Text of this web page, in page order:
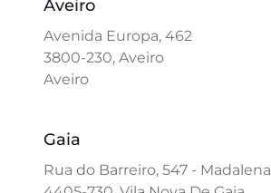
Aveiro
Avenida Europa, 462
3800-230, Aveiro
Aveiro
Gaia
Rua do Barreiro, 547 - Madalena